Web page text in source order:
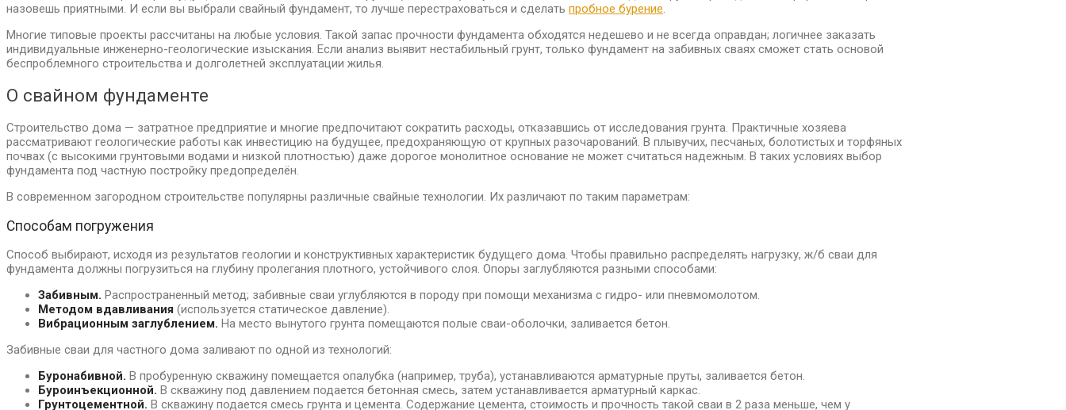
назовешь приятными. И если вы выбрали свайный фундамент, то лучше перестраховаться и сделать пробное бурение.
Многие типовые проекты рассчитаны на любые условия. Такой запас прочности фундамента обходятся недешево и не всегда оправдан; логичнее заказать
индивидуальные инженерно-геологические изыскания. Если анализ выявит нестабильный грунт, только фундамент на забивных сваях сможет стать основой
беспроблемного строительства и долголетней эксплуатации жилья.
О свайном фундаменте
Строительство дома — затратное предприятие и многие предпочитают сократить расходы, отказавшись от исследования грунта. Практичные хозяева
рассматривают геологические работы как инвестицию на будущее, предохраняющую от крупных разочарований. В плывучих, песчаных, болотистых и торфяных
почвах (с высокими грунтовыми водами и низкой плотностью) даже дорогое монолитное основание не может считаться надежным. В таких условиях выбор
фундамента под частную постройку предопределён.
В современном загородном строительстве популярны различные свайные технологии. Их различают по таким параметрам:
Способам погружения
Способ выбирают, исходя из результатов геологии и конструктивных характеристик будущего дома. Чтобы правильно распределять нагрузку, ж/б сваи для
фундамента должны погрузиться на глубину пролегания плотного, устойчивого слоя. Опоры заглубляются разными способами:
Забивным. Распространенный метод; забивные сваи углубляются в породу при помощи механизма с гидро- или пневмомолотом.
Методом вдавливания (используется статическое давление).
Вибрационным заглублением. На место вынутого грунта помещаются полые сваи-оболочки, заливается бетон.
Забивные сваи для частного дома заливают по одной из технологий:
Буронабивной. В пробуренную скважину помещается опалубка (например, труба), устанавливаются арматурные пруты, заливается бетон.
Буроинъекционной. В скважину под давлением подается бетонная смесь, затем устанавливается арматурный каркас.
Грунтоцементной. В скважину подается смесь грунта и цемента. Содержание цемента, стоимость и прочность такой сваи в 2 раза меньше, чем у